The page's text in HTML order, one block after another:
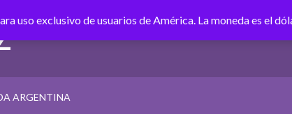
uso exclusivo de usuarios de América. La moneda es el
ARGENTINA